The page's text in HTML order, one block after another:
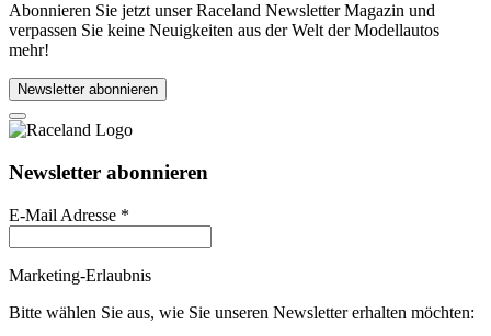
Abonnieren Sie jetzt unser Raceland Newsletter Magazin und
verpassen Sie keine Neuigkeiten aus der Welt der Modellautos
mehr!
Newsletter abonnieren
Newsletter abonnieren
E-Mail Adresse *
Marketing-Erlaubnis
Bitte wählen Sie aus, wie Sie unseren Newsletter erhalten möchten: